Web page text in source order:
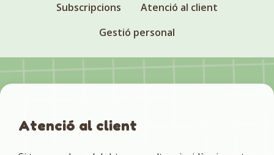
Subscripcions
Atenció al client
Gestió personal
Atenció al client